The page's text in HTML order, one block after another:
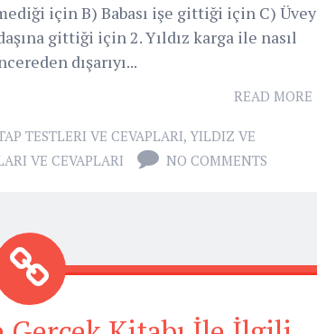
için B) Babası işe gittiği için C) Üvey
gittiği için 2. Yıldız karga ile nasıl
dışarıyı...
READ MORE
TESTLERI VE CEVAPLARI, YILDIZ VE
VE CEVAPLARI
NO COMMENTS